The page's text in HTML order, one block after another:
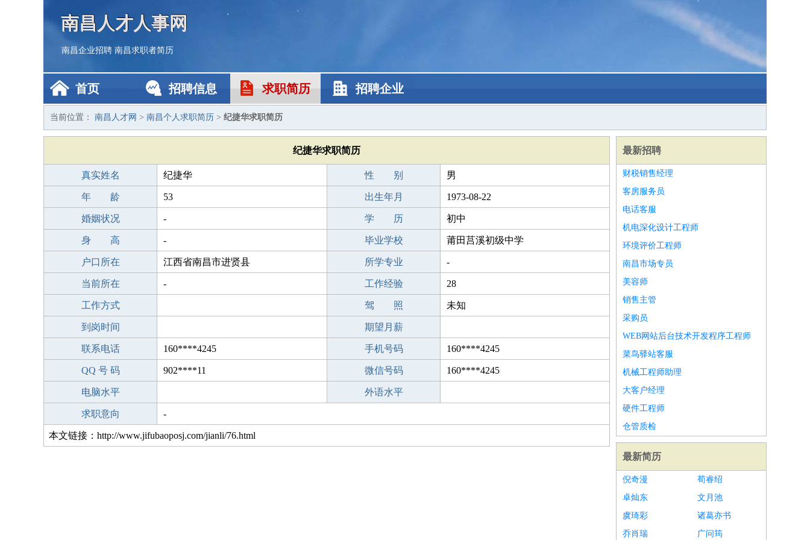
南昌人才人事网
南昌企业招聘 南昌求职者简历
首页 招聘信息 求职简历 招聘企业
当前位置： 南昌人才网 > 南昌个人求职简历 > 纪捷华求职简历
纪捷华求职简历
真实姓名 纪捷华 性 别 男
年 龄 53 出生年月 1973-08-22
婚姻状况 - 学 历 初中
身 高 - 毕业学校 莆田莒溪初级中学
户口所在 江西省南昌市进贤县 所学专业 -
当前所在 - 工作经验 28
工作方式 驾 照 未知
到岗时间 期望月薪
联系电话 160****4245 手机号码 160****4245
QQ 号 码 902****11 微信号码 160****4245
电脑水平 外语水平
求职意向 -
本文链接：http://www.jifubaoposj.com/jianli/76.html
最新招聘
财税销售经理
客房服务员
电话客服
机电深化设计工程师
环境评价工程师
南昌市场专员
美容师
销售主管
采购员
WEB网站后台技术开发程序工程师
菜鸟驿站客服
机械工程师助理
大客户经理
硬件工程师
仓管质检
最新简历
倪奇漫
荀睿绍
卓灿东
文月池
虞琦彩
诸葛亦书
乔肖瑞
广问筠